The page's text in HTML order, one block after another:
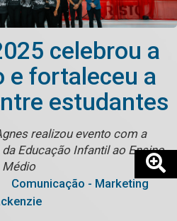
celebrou a
e fortaleceu a
estudantes
realizou evento com a
Educação Infantil ao Ensino
Médio
Comunicação - Marketing